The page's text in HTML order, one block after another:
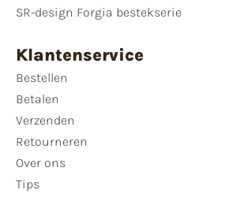
SR-design Forgia bestekserie
Klantenservice
Bestellen
Betalen
Verzenden
Retourneren
Over ons
Tips